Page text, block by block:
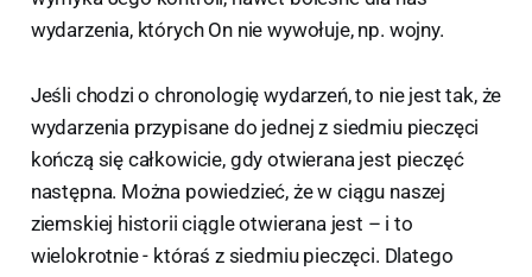
wydarzenia, których On nie wywołuje, np. wojny.
Jeśli chodzi o chronologię wydarzeń, to nie jest tak, że
wydarzenia przypisane do jednej z siedmiu pieczęci
kończą się całkowicie, gdy otwierana jest pieczęć
następna. Można powiedzieć, że w ciągu naszej
ziemskiej historii ciągle otwierana jest – i to
wielokrotnie - któraś z siedmiu pieczęci. Dlatego